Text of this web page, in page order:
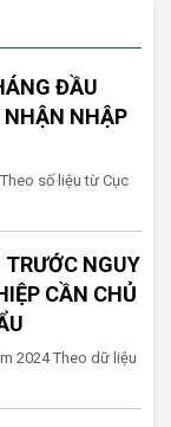
ĐẦU
NHẬP
số liệu từ Cục
NGUY
CẦN CHỦ
2024 Theo dữ liệu